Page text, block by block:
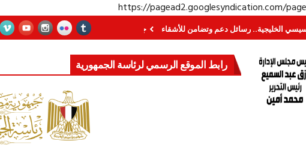
https://pagead2.googlesyndication.com/
رسائل دعم وتضامن للأشقاء جهاز مستقبل مصر نموذجا.. لماذا تُنشئ الدول كيانات
رابط الموقع الرسمي لرئاسة الجمهورية